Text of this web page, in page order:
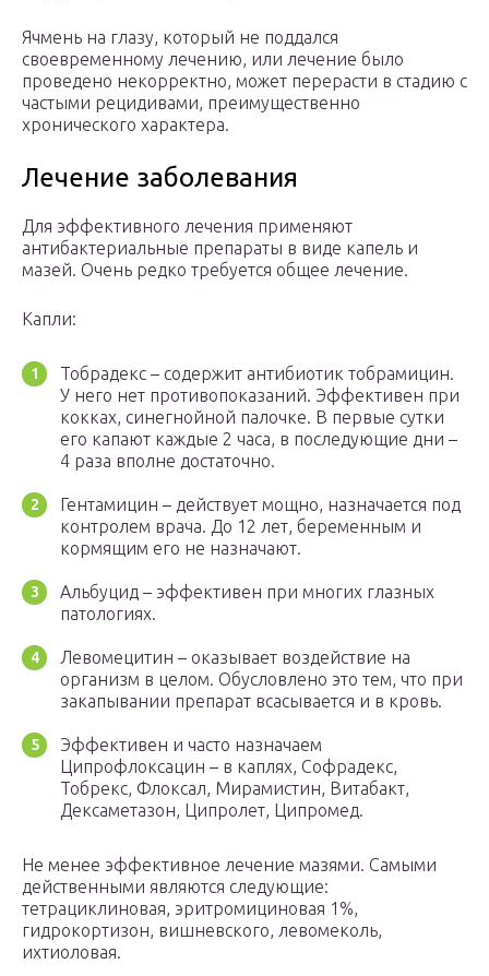
Ячмень на глазу, который не поддался
своевременному лечению, или лечение было
проведено некорректно, может перерасти в стадию с
частыми рецидивами, преимущественно
хронического характера.
Лечение заболевания
Для эффективного лечения применяют
антибактериальные препараты в виде капель и
мазей. Очень редко требуется общее лечение.
Капли:
Тобрадекс – содержит антибиотик тобрамицин.
У него нет противопоказаний. Эффективен при
кокках, синегнойной палочке. В первые сутки
его капают каждые 2 часа, в последующие дни –
4 раза вполне достаточно.
Гентамицин – действует мощно, назначается под
контролем врача. До 12 лет, беременным и
кормящим его не назначают.
Альбуцид – эффективен при многих глазных
патологиях.
Левомецитин – оказывает воздействие на
организм в целом. Обусловлено это тем, что при
закапывании препарат всасывается и в кровь.
Эффективен и часто назначаем
Ципрофлоксацин – в каплях, Софрадекс,
Тобрекс, Флоксал, Мирамистин, Витабакт,
Дексаметазон, Ципролет, Ципромед.
Не менее эффективное лечение мазями. Самыми
действенными являются следующие:
тетрациклиновая, эритромициновая 1%,
гидрокортизон, вишневского, левомеколь,
ихтиоловая.